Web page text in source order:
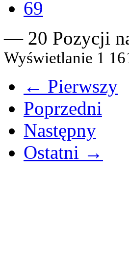
69
— 20 Pozycji
Wyświetlanie 1
← Pierwszy
Poprzedni
Następny
Ostatni →